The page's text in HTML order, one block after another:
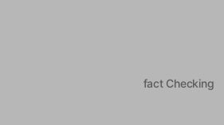
fact Checking